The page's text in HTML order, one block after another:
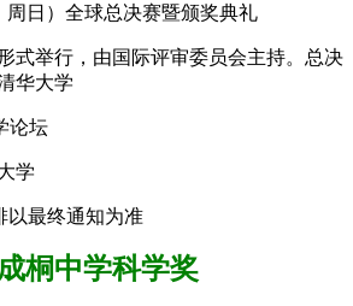
周日）全球总决赛暨颁奖典礼
式举行，由国际评审委员会主持。总决
华大学
论坛
学
以最终通知为准
桐中学科学奖